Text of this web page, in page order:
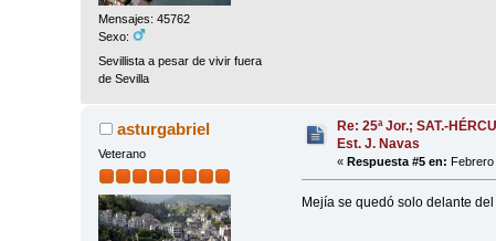
Mensajes: 45762
Sexo:
Sevillista a pesar de vivir fuera
de Sevilla
asturgabriel
Veterano
Re: 25ª Jor.; SAT.-
Est. J. Navas
«Respuesta #5 en: Febrero
Mejía se quedó solo delante